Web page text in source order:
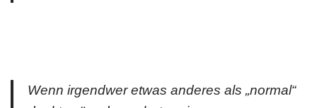
Wenn irgendwer etwas anderes als „normal“